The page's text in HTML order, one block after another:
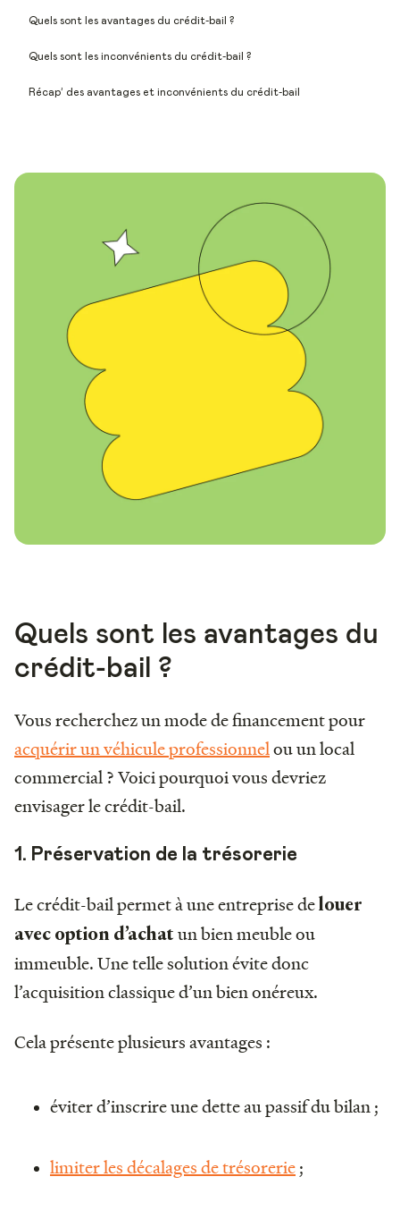
Quels sont les avantages du crédit-bail ?
Quels sont les inconvénients du crédit-bail ?
Récap’ des avantages et inconvénients du crédit-bail
Quels sont les avantages du
crédit-bail ?
Vous recherchez un mode de financement pour
acquérir un véhicule professionnelou un local
commercial ? Voici pourquoi vous devriez
envisager le crédit-bail.
1. Préservation de la trésorerie
Le crédit-bail permet à une entreprise delouer
avec option d’achat un bien meuble ou
immeuble. Une telle solution évite donc
l’acquisition classique d’un bien onéreux.
Cela présente plusieurs avantages :
éviter d’inscrire une dette au passif du bilan ;
limiter les décalages de trésorerie;